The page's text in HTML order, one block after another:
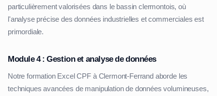
particulièrement valorisées dans le bassin clermontois, où
l'analyse précise des données industrielles et commerciales est
primordiale.
Module 4 : Gestion et analyse de données
Notre formation Excel CPF à Clermont-Ferrand aborde les
techniques avancées de manipulation de données volumineuses,